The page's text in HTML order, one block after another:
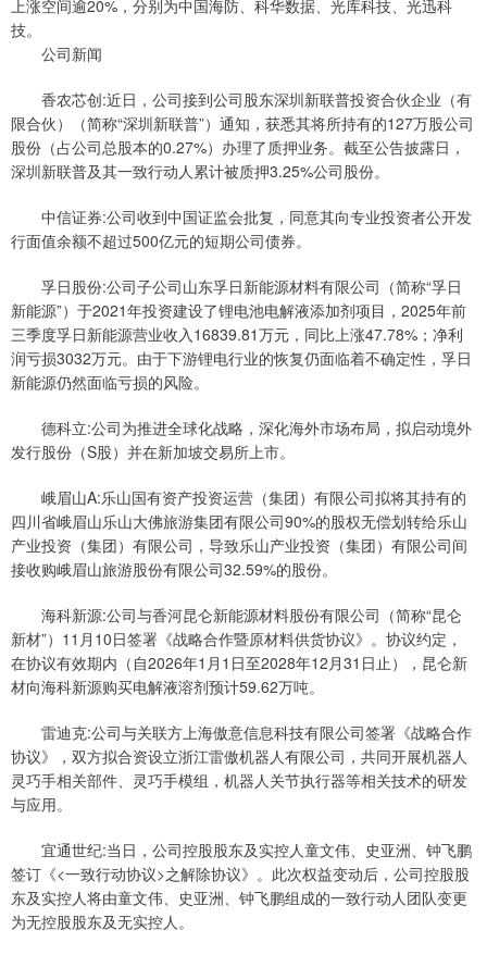
上涨空间逾20%，分别为中国海防、科华数据、光库科技、光迅科
技。
公司新闻
香农芯创:近日，公司接到公司股东深圳新联普投资合伙企业（有
限合伙）（简称“深圳新联普”）通知，获悉其将所持有的127万股公司
股份（占公司总股本的0.27%）办理了质押业务。截至公告披露日，
深圳新联普及其一致行动人累计被质押3.25%公司股份。
中信证券:公司收到中国证监会批复，同意其向专业投资者公开发
行面值余额不超过500亿元的短期公司债券。
孚日股份:公司子公司山东孚日新能源材料有限公司（简称“孚日
新能源”）于2021年投资建设了锂电池电解液添加剂项目，2025年前
三季度孚日新能源营业收入16839.81万元，同比上涨47.78%；净利
润亏损3032万元。由于下游锂电行业的恢复仍面临着不确定性，孚日
新能源仍然面临亏损的风险。
德科立:公司为推进全球化战略，深化海外市场布局，拟启动境外
发行股份（S股）并在新加坡交易所上市。
峨眉山A:乐山国有资产投资运营（集团）有限公司拟将其持有的
四川省峨眉山乐山大佛旅游集团有限公司90%的股权无偿划转给乐山
产业投资（集团）有限公司，导致乐山产业投资（集团）有限公司间
接收购峨眉山旅游股份有限公司32.59%的股份。
海科新源:公司与香河昆仑新能源材料股份有限公司（简称“昆仑
新材”）11月10日签署《战略合作暨原材料供货协议》。协议约定，
在协议有效期内（自2026年1月1日至2028年12月31日止），昆仑新
材向海科新源购买电解液溶剂预计59.62万吨。
雷迪克:公司与关联方上海傲意信息科技有限公司签署《战略合作
协议》，双方拟合资设立浙江雷傲机器人有限公司，共同开展机器人
灵巧手相关部件、灵巧手模组，机器人关节执行器等相关技术的研发
与应用。
宜通世纪:当日，公司控股股东及实控人童文伟、史亚洲、钟飞鹏
签订《<一致行动协议>之解除协议》。此次权益变动后，公司控股股
东及实控人将由童文伟、史亚洲、钟飞鹏组成的一致行动人团队变更
为无控股股东及无实控人。